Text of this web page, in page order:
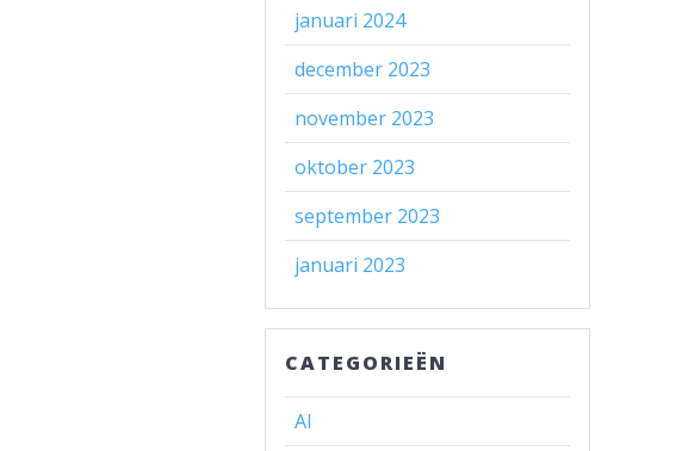
januari 2024
december 2023
november 2023
oktober 2023
september 2023
januari 2023
CATEGORIEËN
AI